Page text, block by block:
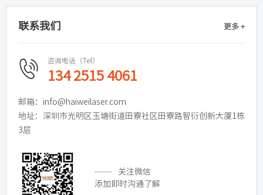
联系我们 更多 +
咨询电话（Tel）
134 2515 4061
邮箱：info@haiweilaser.com
地址：深圳市光明区玉塘街道田寮社区田寮路智衍创新大厦1栋
3层
关注微信
添加即时沟通了解